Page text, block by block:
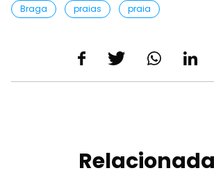
Braga praias praia